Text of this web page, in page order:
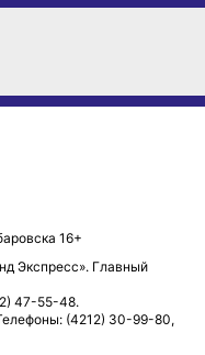
16+
Экспресс». Главный
47-55-48.
(4212) 30-99-80,